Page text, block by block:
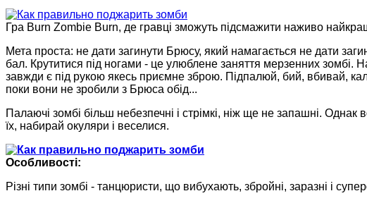
Гра Burn Zombie Burn, де гравці зможуть підсмажити наживо
Мета проста: не дати загинути Брюсу, який намагається не дати
бал. Крутитися під ногами - це улюблене заняття мерзенних зомбі.
завжди є під рукою якесь приємне зброю. Підпалюй, бий, вбивай,
поки вони не зробили з Брюса обід...
Палаючі зомбі більш небезпечні і стрімкі, ніж ще не запашні.
їх, набирай окуляри і веселися.
Особливості:
Різні типи зомбі - танцюристи, що вибухають, збройні, заразні і